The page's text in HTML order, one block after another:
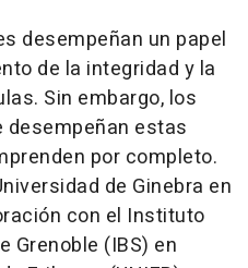
desempeñan un papel
de la integridad y la
Sin embargo, los
estas
por completo.
de Ginebra en
con el Instituto
Grenoble (IBS) en